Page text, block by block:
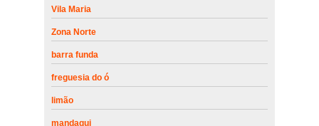
Vila Maria
Zona Norte
barra funda
freguesia do ó
limão
mandaqui